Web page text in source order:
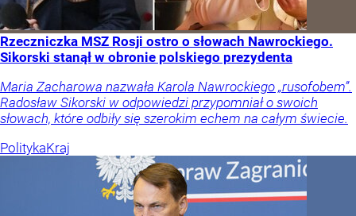
Rzeczniczka MSZ Rosji ostro o słowach Nawrockiego.
Sikorski stanął w obronie polskiego prezydenta
Maria Zacharowa nazwała Karola Nawrockiego „rusofobem”.
Radosław Sikorski w odpowiedzi przypomniał o swoich
słowach, które odbiły się szerokim echem na całym świecie.
PolitykaKraj